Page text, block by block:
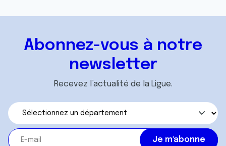
Abonnez-vous à notre
newsletter
Recevez l’actualité de la Ligue.